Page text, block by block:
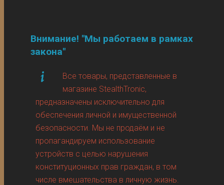
Внимание! "Мы работаем в рамках
закона"
Все товары, представленные в
магазине StealthTronic,
предназначены исключительно для
обеспечения личной и имущественной
безопасности. Мы не продаём и не
пропагандируем использование
устройств с целью нарушения
конституционных прав граждан, в том
числе вмешательства в личную жизнь.